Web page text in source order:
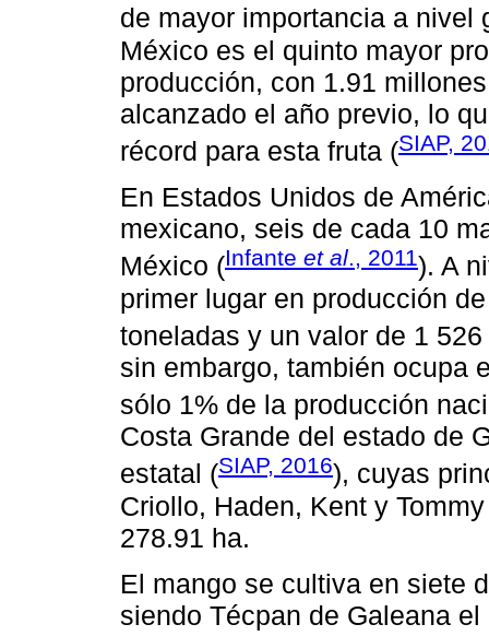
de mayor importancia a nivel
México es el quinto mayor
producción, con 1.91
alcanzado el año previo, lo
récord para esta fruta (SIAP,
En Estados Unidos de
mexicano, seis de cada 10
México (Infante et al., 2011). A
primer lugar en producción
toneladas y un valor de 1
sin embargo, también ocupa
sólo 1% de la producción
Costa Grande del estado de
estatal (SIAP, 2016), cuyas
Criollo, Haden, Kent y
278.91 ha.
El mango se cultiva en siete
siendo Técpan de Galeana